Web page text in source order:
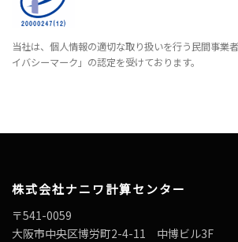
当社は、個人情報の適切な取り扱いを行う民間事業
イバシーマーク」の認定を受けております。
株式会社ナニワ計算センター
〒541-0059
大阪市中央区博労町2-4-11 中博ビル3F